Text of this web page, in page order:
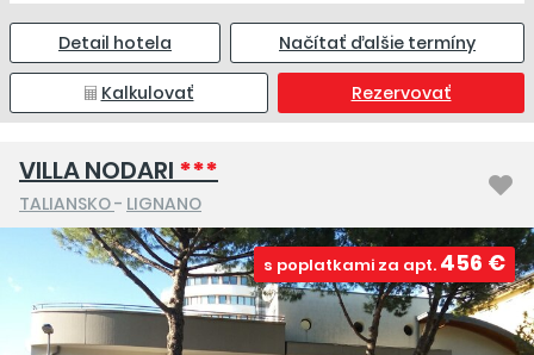
Detail hotela Načítať ďalšie termíny
Kalkulovať Rezervovať
VILLA NODARI ***
TALIANSKO- LIGNANO
s poplatkami za apt. 456 €